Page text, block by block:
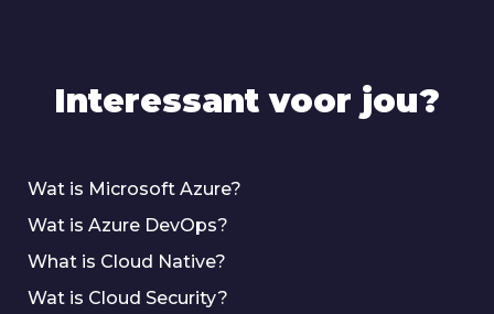
Interessant voor jou?
Wat is Microsoft Azure?
Wat is Azure DevOps?
What is Cloud Native?
Wat is Cloud Security?